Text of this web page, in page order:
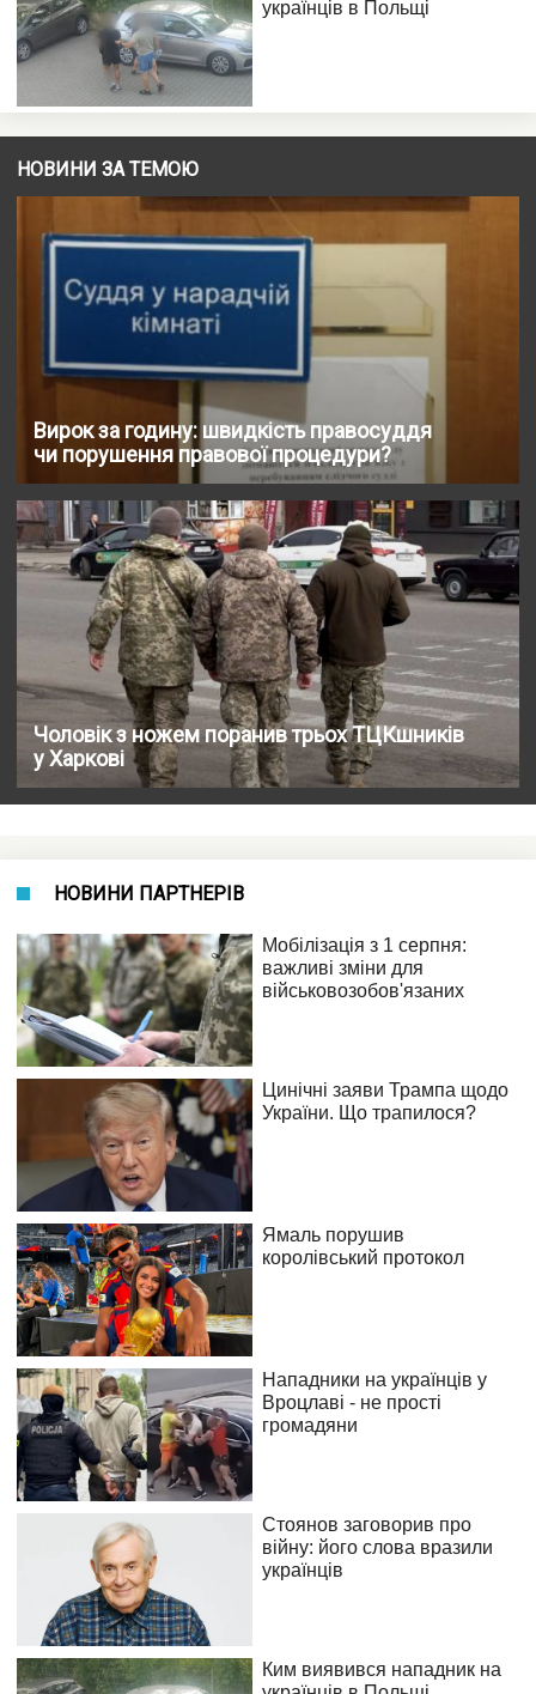
НОВИНИ ЗА ТЕМОЮ
Вирок за годину: швидкість правосуддя
чи порушення правової процедури?
Чоловік з ножем поранив трьох ТЦКшників
у Харкові
НОВИНИ ПАРТНЕРІВ